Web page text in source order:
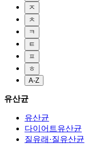
ㅈ
ㅊ
ㅋ
ㅌ
ㅍ
ㅎ
A-Z
유산균
유산균
다이어트유산균
질유래·질유산균